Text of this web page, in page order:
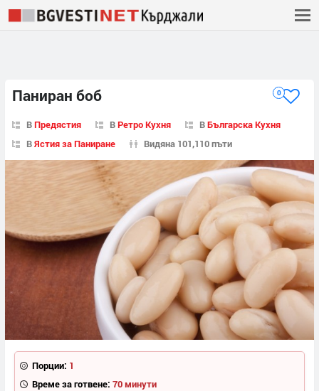
Паниран боб 0
ВПредястия ВРетро Кухня ВБългарска Кухня
ВЯстия за Паниране Видяна 101,110 пъти
Порции: 1
Време за готвене: 70 минути